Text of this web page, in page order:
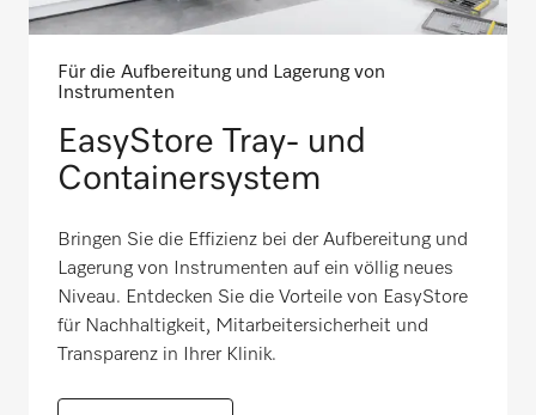
Für die Aufbereitung und Lagerung von
Instrumenten
EasyStore Tray- und
Containersystem
Bringen Sie die Effizienz bei der Aufbereitung und
Lagerung von Instrumenten auf ein völlig neues
Niveau. Entdecken Sie die Vorteile von EasyStore
für Nachhaltigkeit, Mitarbeitersicherheit und
Transparenz in Ihrer Klinik.